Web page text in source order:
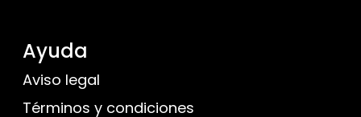
Ayuda
Aviso legal
Términos y condiciones